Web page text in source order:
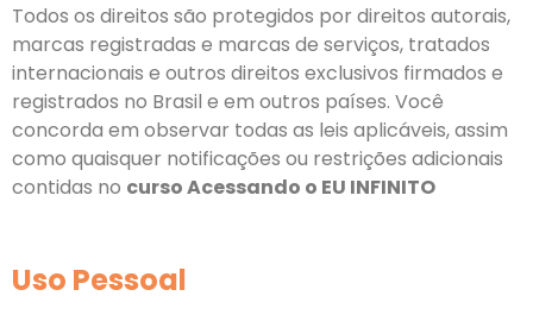
Todos os direitos são protegidos por direitos autorais,
marcas registradas e marcas de serviços, tratados
internacionais e outros direitos exclusivos firmados e
registrados no Brasil e em outros países. Você
concorda em observar todas as leis aplicáveis, assim
como quaisquer notificações ou restrições adicionais
contidas no curso Acessando o EU INFINITO
Uso Pessoal